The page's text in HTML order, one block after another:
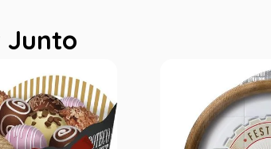
Junto